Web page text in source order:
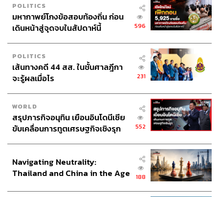
POLITICS
มหากาพย์โกงข้อสอบท้องถิ่น ก่อน
เดินหน้าสู่จุดจบในสัปดาห์นี้
596
POLITICS
เส้นทางคดี 44 สส. ในชั้นศาลฎีกา
จะรู้ผลเมื่อไร
231
WORLD
สรุปภารกิจอนุทิน เยือนอินโดนีเซีย
ขับเคลื่อนการทูตเศรษฐกิจเชิงรุก
552
Navigating Neutrality:
Thailand and China in the Age
188